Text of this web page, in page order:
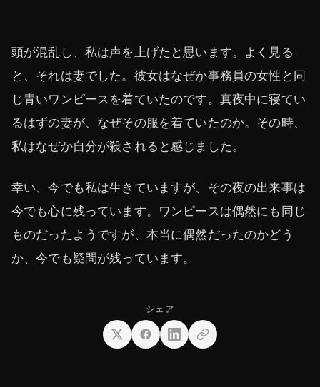
頭が混乱し、私は声を上げたと思います。よく見る
と、それは妻でした。彼女はなぜか事務員の女性と同
じ青いワンピースを着ていたのです。真夜中に寝てい
るはずの妻が、なぜその服を着ていたのか。その時、
私はなぜか自分が殺されると感じました。
幸い、今でも私は生きていますが、その夜の出来事は
今でも心に残っています。ワンピースは偶然にも同じ
ものだったようですが、本当に偶然だったのかどう
か、今でも疑問が残っています。